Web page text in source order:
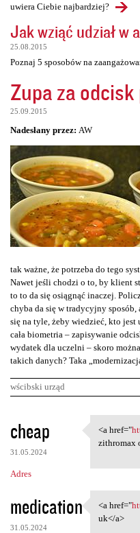
uwiera Ciebie najbardziej?
Jak wziąć udział w
25.08.2015
Poznaj 5 sposobów na
Zupa za
25.09.2015
Nadesłany przez: AW
tak ważne, że potrzeba do tego
Nawet jeśli chodzi o to, by klient
to to da się osiągnąć inaczej.
chyba da się w tradycyjny
się na tyle, żeby wiedzieć, kto jest
cała biometria – zapisywanie
wydatek dla uczelni – skoro
takich danych? Taka
wścibski urząd
K
o
m
e
n
t
cheap
31.05.2024
Adres
<a
<a href="
zithromax
medication
31.05.2024
<a
<a href="
uk</a>